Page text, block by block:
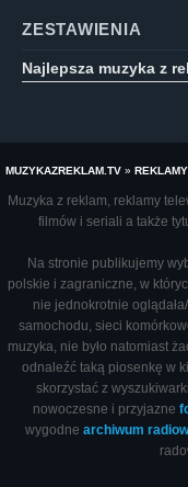
ZESTAWIENIA
Najlepsza muzyka z
MUZYKAZREKLAM.TV » REKLAMY
Muzyka z reklam, reklamy
filmów i seriali a także
Na stronie publikujemy
polskie i zagraniczne, w
nie jednokrotnie
samochodu, sieci
muzyka, nie było natomiast
odnaleźć taką piosenkę w
skorzystać z
nowoczesne i przyjazne
wygodne archiwum